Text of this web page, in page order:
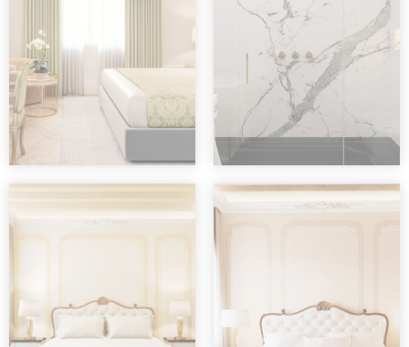
Cookies dieser Art werden verwendet, um
Informationen über den Navigationspfad des
Benutzers zu sammeln, mit dem Ziel, die
Statistiken in einer aggregierten Weise zu
analysieren, um die Website zu verbessern
Name Anbieter Zweck Dauer
Google
experience
Google Analytics